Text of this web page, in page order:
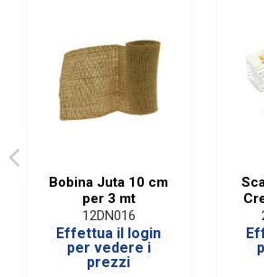
Bobina Juta 10 cm
per 3 mt
12DN016
Effettua il login
per vedere i
prezzi